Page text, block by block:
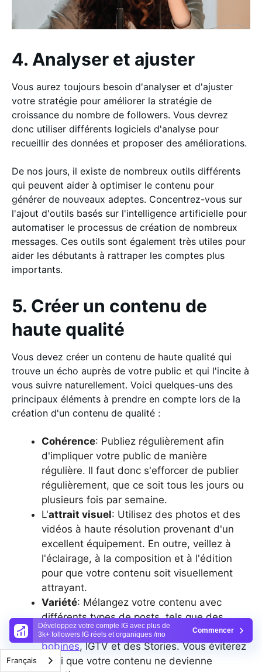
Développez votre compte IG avec plus de
3k+ followers IG réels et organiques /mo
Commencer
4. Analyser et ajuster
Vous aurez toujours besoin d'analyser et d'ajuster
votre stratégie pour améliorer la stratégie de
croissance du nombre de followers. Vous devrez
donc utiliser différents logiciels d'analyse pour
recueillir des données et proposer des améliorations.
De nos jours, il existe de nombreux outils différents
qui peuvent aider à optimiser le contenu pour
générer de nouveaux adeptes. Concentrez-vous sur
l'ajout d'outils basés sur l'intelligence artificielle pour
automatiser le processus de création de nombreux
messages. Ces outils sont également très utiles pour
aider les débutants à rattraper les comptes plus
importants.
5. Créer un contenu de
haute qualité
Vous devez créer un contenu de haute qualité qui
trouve un écho auprès de votre public et qui l'incite à
vous suivre naturellement. Voici quelques-uns des
principaux éléments à prendre en compte lors de la
création d'un contenu de qualité :
Cohérence: Publiez régulièrement afin
d'impliquer votre public de manière
régulière. Il faut donc s'efforcer de publier
régulièrement, que ce soit tous les jours ou
plusieurs fois par semaine.
L'attrait visuel: Utilisez des photos et des
vidéos à haute résolution provenant d'un
excellent équipement. En outre, veillez à
l'éclairage, à la composition et à l'édition
pour que votre contenu soit visuellement
attrayant.
Variété: Mélangez votre contenu avec
différents types de posts, tels que des
photos, des vidéos, des carrousels, des
bobines, IGTV et des Stories. Vous éviterez
ainsi que votre contenu ne devienne
Français